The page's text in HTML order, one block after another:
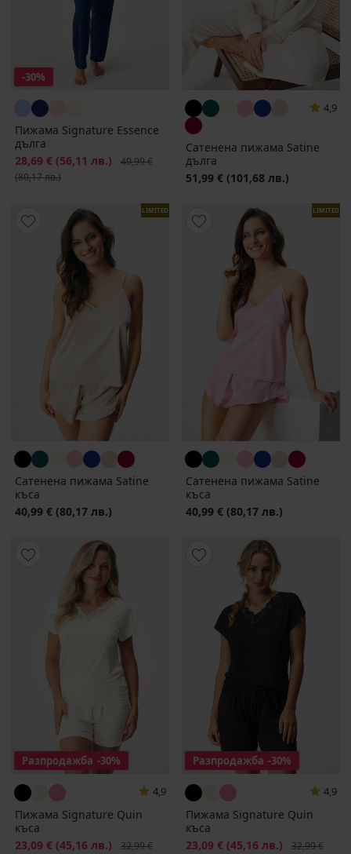
-30%
Пижама Signature Essence
дълга
Намаление
28,69 € (56,11 лв.) Първоначална цена
40,99 €
(80,17 лв.)
4,9
Сатенена пижама Satine
дълга
51,99 € (101,68 лв.)
LIMITED
Сатенена пижама Satine
къса
40,99 € (80,17 лв.)
LIMITED
Сатенена пижама Satine
къса
40,99 € (80,17 лв.)
Разпродажба -30%
4,9
Пижама Signature Quin
къса
Намаление
23,09 € (45,16 лв.) Първоначална цена
32,99 €
Разпродажба -30%
4,9
Пижама Signature Quin
къса
Намаление
23,09 € (45,16 лв.)
32,99 €